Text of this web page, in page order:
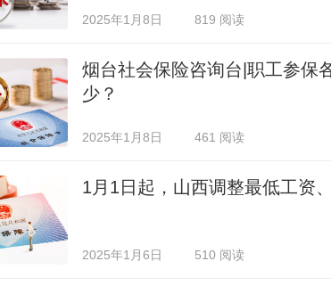
2025年1月8日 819 阅读
烟台社会保险咨询台|职工参保
少？
2025年1月8日 461 阅读
1月1日起，山西调整最低工资
2025年1月6日 510 阅读